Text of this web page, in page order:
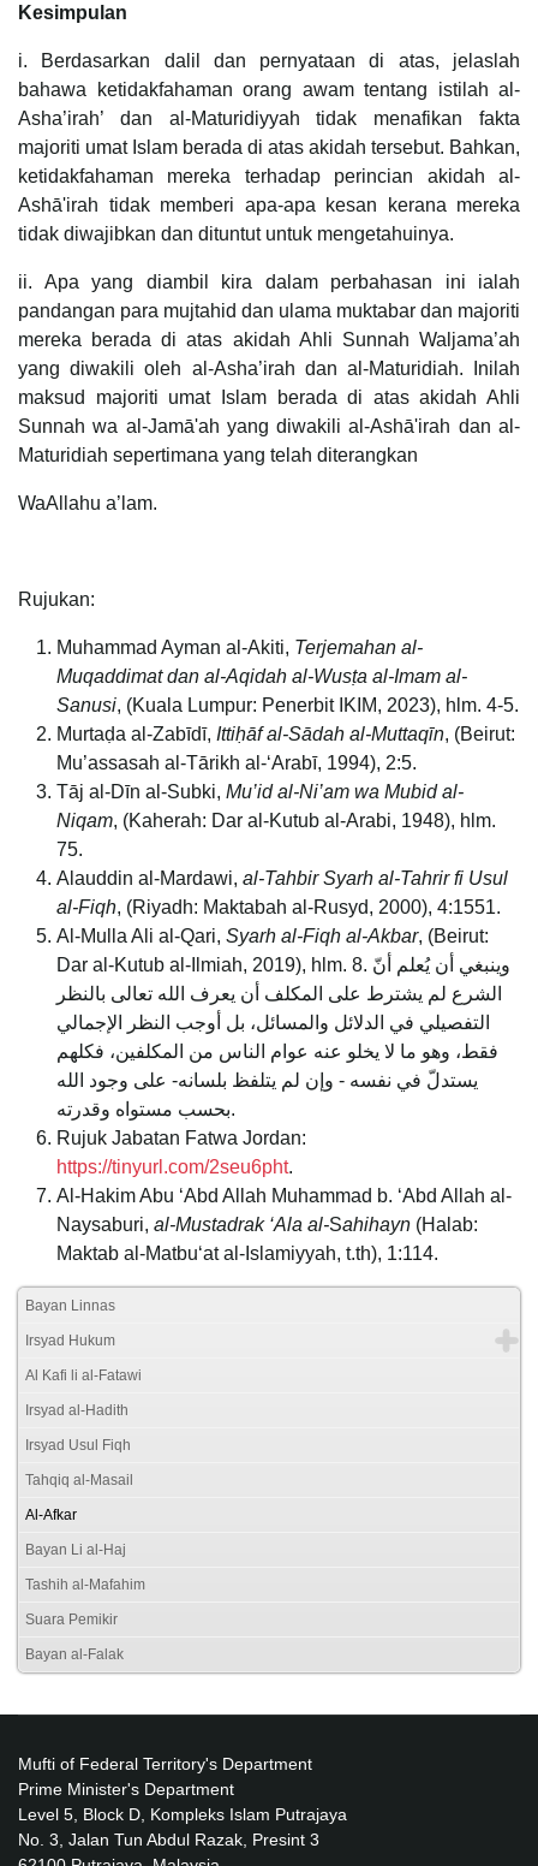
Kesimpulan
i. Berdasarkan dalil dan pernyataan di atas, jelaslah
bahawa ketidakfahaman orang awam tentang istilah al-
Asha’irah’ dan al-Maturidiyyah tidak menafikan fakta
majoriti umat Islam berada di atas akidah tersebut. Bahkan,
ketidakfahaman mereka terhadap perincian akidah al-
Ashā'irah tidak memberi apa-apa kesan kerana mereka
tidak diwajibkan dan dituntut untuk mengetahuinya.
ii. Apa yang diambil kira dalam perbahasan ini ialah
pandangan para mujtahid dan ulama muktabar dan majoriti
mereka berada di atas akidah Ahli Sunnah Waljama’ah
yang diwakili oleh al-Asha’irah dan al-Maturidiah. Inilah
maksud majoriti umat Islam berada di atas akidah Ahli
Sunnah wa al-Jamā'ah yang diwakili al-Ashā'irah dan al-
Maturidiah sepertimana yang telah diterangkan
WaAllahu a’lam.
Rujukan:
Muhammad Ayman al-Akiti, Terjemahan al-
Muqaddimat dan al-Aqidah al-Wusṭa al-Imam al-
Sanusi, (Kuala Lumpur: Penerbit IKIM, 2023), hlm. 4-5.
Murtaḍa al-Zabīdī, Ittiḥāf al-Sādah al-Muttaqīn, (Beirut:
Mu’assasah al-Tārikh al-‘Arabī, 1994), 2:5.
Tāj al-Dīn al-Subki, Mu’id al-Ni’am wa Mubid al-
Niqam, (Kaherah: Dar al-Kutub al-Arabi, 1948), hlm.
75.
Alauddin al-Mardawi, al-Tahbir Syarh al-Tahrir fi Usul
al-Fiqh, (Riyadh: Maktabah al-Rusyd, 2000), 4:1551.
Al-Mulla Ali al-Qari, Syarh al-Fiqh al-Akbar, (Beirut:
Dar al-Kutub al-Ilmiah, 2019), hlm. 8. وينبغي أن يُعلم أنّ
الشرع لم يشترط على المكلف أن يعرف الله تعالى بالنظر
التفصيلي في الدلائل والمسائل، بل أوجب النظر الإجمالي
فقط، وهو ما لا يخلو عنه عوام الناس من المكلفين، فكلهم
يستدلّ في نفسه - وإن لم يتلفظ بلسانه- على وجود الله
بحسب مستواه وقدرته.
Rujuk Jabatan Fatwa Jordan:
https://tinyurl.com/2seu6pht.
Al-Hakim Abu ‘Abd Allah Muhammad b. ‘Abd Allah al-
Naysaburi, al-Mustadrak ‘Ala al-Sahihayn (Halab:
Maktab al-Matbu‘at al-Islamiyyah, t.th), 1:114.
Bayan Linnas
Irsyad Hukum
Al Kafi li al-Fatawi
Irsyad al-Hadith
Irsyad Usul Fiqh
Tahqiq al-Masail
Al-Afkar
Bayan Li al-Haj
Tashih al-Mafahim
Suara Pemikir
Bayan al-Falak
Mufti of Federal Territory's Department
Prime Minister's Department
Level 5, Block D, Kompleks Islam Putrajaya
No. 3, Jalan Tun Abdul Razak, Presint 3